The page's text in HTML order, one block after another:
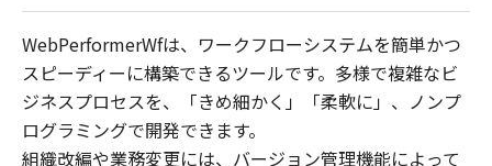
WebPerformerWfは、ワークフローシステムを簡単かつ
スピーディーに構築できるツールです。多様で複雑なビ
ジネスプロセスを、「きめ細かく」「柔軟に」、ノンプ
ログラミングで開発できます。
組織改編や業務変更には、バージョン管理機能によって